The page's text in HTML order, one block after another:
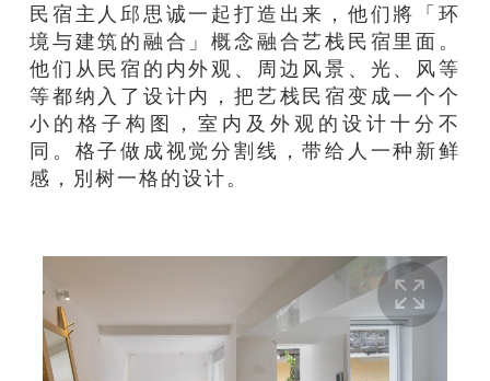
民宿主人邱思诚一起打造出来，他们將
「 环
境与建筑的融合」概念融合艺栈 民宿 里面。
他们从民宿的内外观、
周 边风景、光、风等
等都纳入了设计内 ，把艺栈民宿变成一个个
小的格子构 图 ，室 内 及外观 的设计十分不
同。格子做成视觉分割 线 ，带给 人 一种 新鲜
感 ，別树一格的设计。